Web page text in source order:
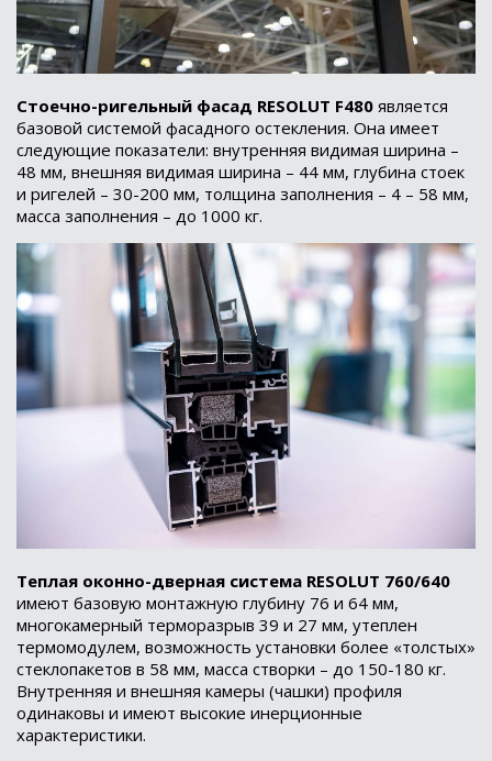
Стоечно-ригельный фасад RESOLUT F480 является
базовой системой фасадного остекления. Она имеет
следующие показатели: внутренняя видимая ширина –
48 мм, внешняя видимая ширина – 44 мм, глубина стоек
и ригелей – 30-200 мм, толщина заполнения – 4 – 58 мм,
масса заполнения – до 1000 кг.
Теплая оконно-дверная система RESOLUT 760/640
имеют базовую монтажную глубину 76 и 64 мм,
многокамерный терморазрыв 39 и 27 мм, утеплен
термомодулем, возможность установки более «толстых»
стеклопакетов в 58 мм, масса створки – до 150-180 кг.
Внутренняя и внешняя камеры (чашки) профиля
одинаковы и имеют высокие инерционные
характеристики.